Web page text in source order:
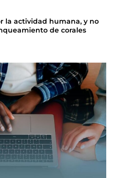
la actividad humana, y no
de corales